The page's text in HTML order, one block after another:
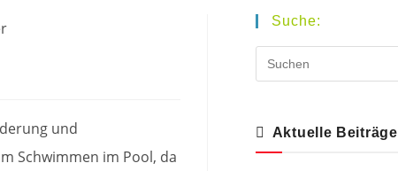
und
Schwimmen im Pool, da
Suche:
Aktuelle Beiträge